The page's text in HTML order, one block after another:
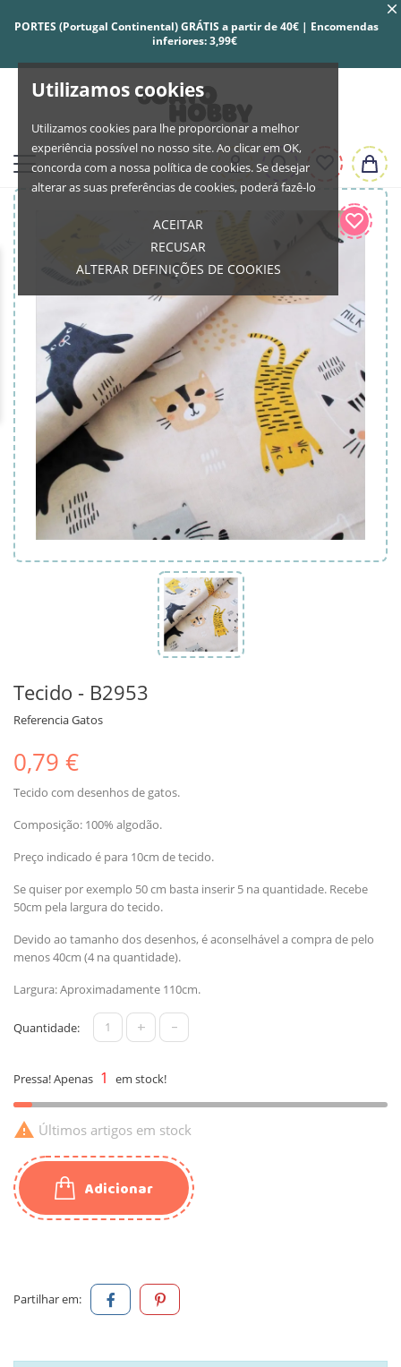
Utilizamos cookies
Utilizamos cookies para lhe proporcionar a melhor
experiência possível no nosso site. Ao clicar em OK,
concorda com a nossa política de cookies. Se desejar
alterar as suas preferências de cookies, poderá fazê-lo
ACEITAR
RECUSAR
ALTERAR DEFINIÇÕES DE COOKIES
PORTES (Portugal Continental) GRÁTIS a partir de 40€ | Encomendas
inferiores: 3,99€
Tecido - B2953
ReferenciaGatos
0,79 €
Tecido com desenhos de gatos.
Composição: 100% algodão.
Preço indicado é para 10cm de tecido.
Se quiser por exemplo 50 cm basta inserir 5 na quantidade. Recebe
50cm pela largura do tecido.
Devido ao tamanho dos desenhos, é aconselhável a compra de pelo
menos 40cm (4 na quantidade).
Largura: Aproximadamente 110cm.
Quantidade: + -
Pressa! Apenas 1 em stock!
 Últimos artigos em stock
Adicionar
Partilhar em: